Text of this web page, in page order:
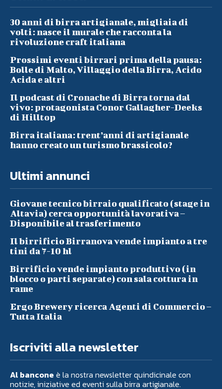
30 anni di birra artigianale, migliaia di
volti: nasce il murale che racconta la
rivoluzione craft italiana
Prossimi eventi birrari prima della pausa:
Bolle di Malto, Villaggio della Birra, Acido
Acida e altri
Il podcast di Cronache di Birra torna dal
vivo: protagonista Conor Gallagher-Deeks
di Hilltop
Birra italiana: trent’anni di artigianale
hanno creato un turismo brassicolo?
Ultimi annunci
Giovane tecnico birraio qualificato (stage in
Altavia) cerca opportunità lavorativa –
Disponibile al trasferimento
Il birrificio Birranova vende impianto a tre
tini da 7-10 hl
Birrificio vende impianto produttivo (in
blocco o parti separate) con sala cottura in
rame
Ergo Brewery ricerca Agenti di Commercio –
Tutta Italia
Iscriviti alla newsletter
Al bancone è la nostra newsletter quindicinale con
notizie, iniziative ed eventi sulla birra artigianale.